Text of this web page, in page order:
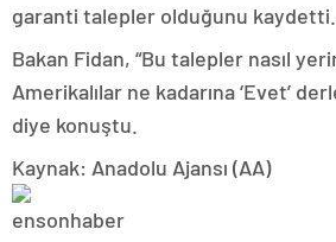
garanti talepler olduğunu kaydetti.
Bakan Fidan, “Bu talepler nasıl
Amerikalılar ne kadarına ‘Evet’
diye konuştu.
Kaynak: Anadolu Ajansı (AA)